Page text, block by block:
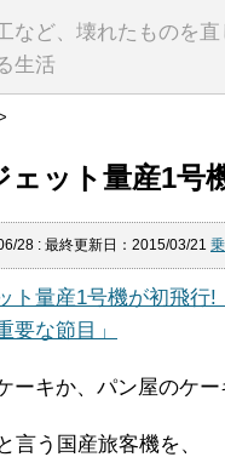
など、壊れたものを直
生活
ェット量産1号
28 : 最終更新日：2015/03/21
ト量産1号機が初飛行!
要な節目」
ーキか、パン屋のケー
言う国産旅客機を、